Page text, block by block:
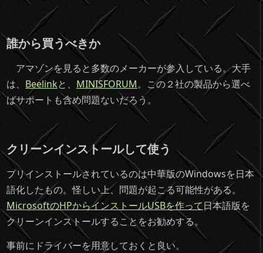
誰から買うべきか
アマゾンを見ると多数のメーカーが参入している。大手
は、 Beelinkと、 MINISFORUM。この２社の製品から選べ
ばサポートも含め問題ないだろう。
クリーンインストールして使う
プリインストールされているのは中華版のWindowsを日本
語化したもの。怪しい上、問題が起こる可能性がある。
MicrosoftのHPからインストールUSBを作って日本語版を
クリーンインストールすることをお勧めする。
事前にドライバーを用意しておくと良い。